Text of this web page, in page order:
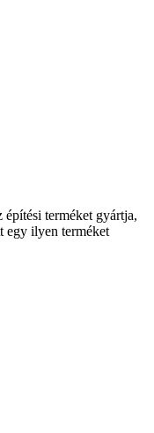
építési terméket gyártja,
egy ilyen terméket